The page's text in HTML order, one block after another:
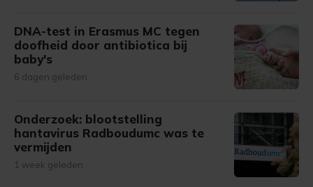
DNA-test in Erasmus MC tegen
doofheid door antibiotica bij
baby's
6 dagen geleden
Onderzoek: blootstelling
hantavirus Radboudumc was te
vermijden
1 week geleden